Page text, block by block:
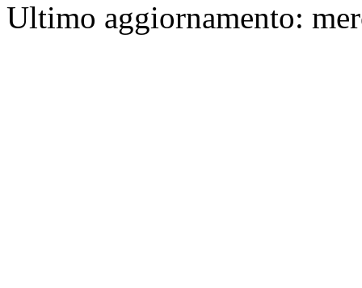
Ultimo aggiornamento: